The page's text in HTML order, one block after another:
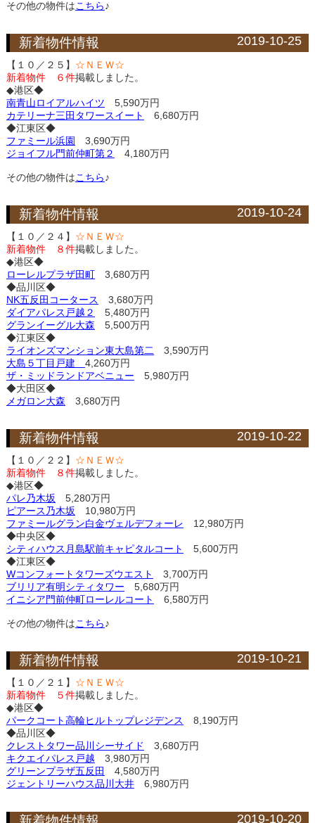
その他の物件はこちら♪
新着物件情報 2019-10-25
【１０／２５】 ☆ＮＥＷ☆
新着物件 ６件掲載しました。
◆港区◆
南青山ロイアルハイツ 5,590万円
カテリーナ三田タワースイート
6,680万円
◆江東区◆
ファミール浜園
3,690万円
ジョイフル門前仲町第２
4,180万円
その他の物件はこちら♪
新着物件情報 2019-10-24
【１０／２４】 ☆ＮＥＷ☆
新着物件 ８件掲載しました。
◆港区◆
ローレルプラザ田町3,680万円
◆品川区◆
NK五反田コータース
3,680万円
ダイアパレス戸越２
5,480万円
グランイーグル大森 5,500万円
◆江東区◆
ライオンズマンション東大島第二3,590万円
大島５丁目戸建 4,260万円
ザ・ミッドランドアベニュー 5,980万円
◆大田区◆
メガロン大森 3,680万円
新着物件情報 2019-10-22
【１０／２２】 ☆ＮＥＷ☆
新着物件 ８件掲載しました。
◆港区◆
パレ乃木坂 5,280万円
ピアース乃木坂 10,980万円
ファミールグラン白金ヴェルデフォーレ 12,980万円
◆中央区◆
シティハウス月島駅前キャピタルコート
5,600万円
◆江東区◆
Wコンフォートタワーズウエスト
3,700万円
ブリリア有明シティタワー 5,680万円
イニシア門前仲町ローレルコート
6,580万円
その他の物件はこちら♪
新着物件情報 2019-10-21
【１０／２１】 ☆ＮＥＷ☆
新着物件 ５件掲載しました。
◆港区◆
パークコート高輪ヒルトップレジデンス
8,190万円
◆品川区◆
クレストタワー品川シーサイド
3,680万円
キクエイパレス戸越 3,980万円
グリーンプラザ五反田
4,580万円
ジェントリーハウス品川大井6,980万円
2019-10-20